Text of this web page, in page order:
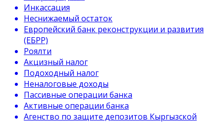
Инкассация
Неснижаемый остаток
Европейский банк реконструкции и развития
(ЕБРР)
Роялти
Акцизный налог
Подоходный налог
Неналоговые доходы
Пассивные операции банка
Активные операции банка
Агенство по защите депозитов Кыргызской